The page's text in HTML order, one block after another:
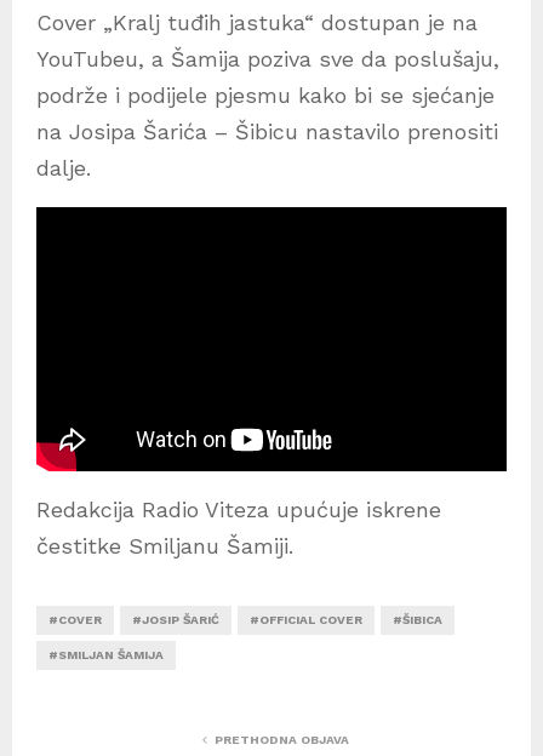
Cover „Kralj tuđih jastuka“ dostupan je na
YouTubeu, a Šamija poziva sve da poslušaju,
podrže i podijele pjesmu kako bi se sjećanje
na Josipa Šarića – Šibicu nastavilo prenositi
dalje.
Redakcija Radio Viteza upućuje iskrene
čestitke Smiljanu Šamiji.
#COVER #JOSIP ŠARIĆ #OFFICIAL COVER #ŠIBICA
#SMILJAN ŠAMIJA
PRETHODNA OBJAVA